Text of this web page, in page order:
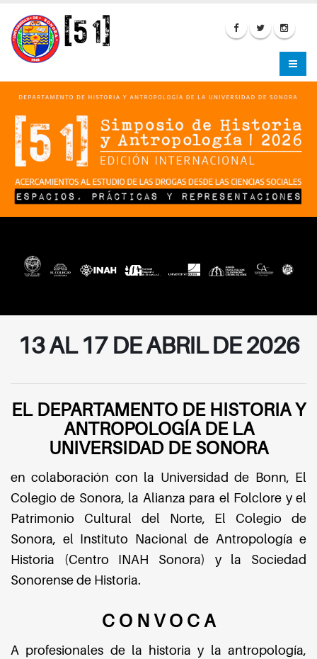
13 AL 17 DE ABRIL DE 2026
EL DEPARTAMENTO DE HISTORIA Y
ANTROPOLOGÍA DE LA
UNIVERSIDAD DE SONORA
en colaboración con la Universidad de Bonn, El
Colegio de Sonora, la Alianza para el Folclore y el
Patrimonio Cultural del Norte, El Colegio de
Sonora, el Instituto Nacional de Antropología e
Historia (Centro INAH Sonora) y la Sociedad
Sonorense de Historia.
C O N V O C A
A profesionales de la historia y la antropología,